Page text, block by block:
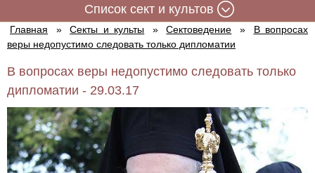
Cписок сект и культов
Главная » Секты и культы » Сектоведение »
В вопросах
веры недопустимо следовать только дипломатии
В вопросах веры недопустимо следовать только
дипломатии - 29.03.17